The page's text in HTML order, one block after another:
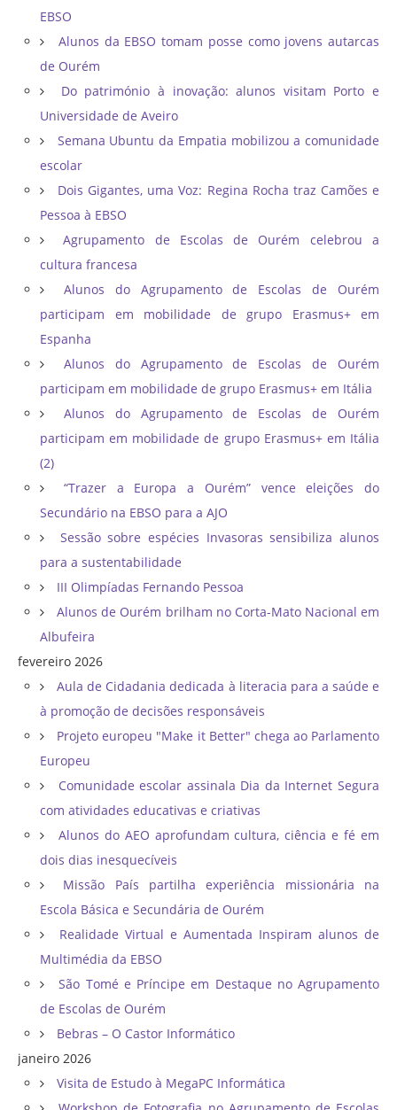
EBSO
Alunos da EBSO tomam posse como jovens autarcas
de Ourém
Do património à inovação: alunos visitam Porto e
Universidade de Aveiro
Semana Ubuntu da Empatia mobilizou a comunidade
escolar
Dois Gigantes, uma Voz: Regina Rocha traz Camões e
Pessoa à EBSO
Agrupamento de Escolas de Ourém celebrou a
cultura francesa
Alunos do Agrupamento de Escolas de Ourém
participam em mobilidade de grupo Erasmus+ em
Espanha
Alunos do Agrupamento de Escolas de Ourém
participam em mobilidade de grupo Erasmus+ em Itália
Alunos do Agrupamento de Escolas de Ourém
participam em mobilidade de grupo Erasmus+ em Itália
(2)
“Trazer a Europa a Ourém” vence eleições do
Secundário na EBSO para a AJO
Sessão sobre espécies Invasoras sensibiliza alunos
para a sustentabilidade
III Olimpíadas Fernando Pessoa
Alunos de Ourém brilham no Corta-Mato Nacional em
Albufeira
fevereiro 2026
Aula de Cidadania dedicada à literacia para a saúde e
à promoção de decisões responsáveis
Projeto europeu "Make it Better" chega ao Parlamento
Europeu
Comunidade escolar assinala Dia da Internet Segura
com atividades educativas e criativas
Alunos do AEO aprofundam cultura, ciência e fé em
dois dias inesquecíveis
Missão País partilha experiência missionária na
Escola Básica e Secundária de Ourém
Realidade Virtual e Aumentada Inspiram alunos de
Multimédia da EBSO
São Tomé e Príncipe em Destaque no Agrupamento
de Escolas de Ourém
Bebras – O Castor Informático
janeiro 2026
Visita de Estudo à MegaPC Informática